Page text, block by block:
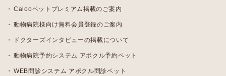
Calooペットプレミアム掲載のご案内
動物病院様向け無料会員登録のご案内
ドクターズインタビューの掲載について
動物病院予約システム アポクル予約ペット
WEB問診システム アポクル問診ペット